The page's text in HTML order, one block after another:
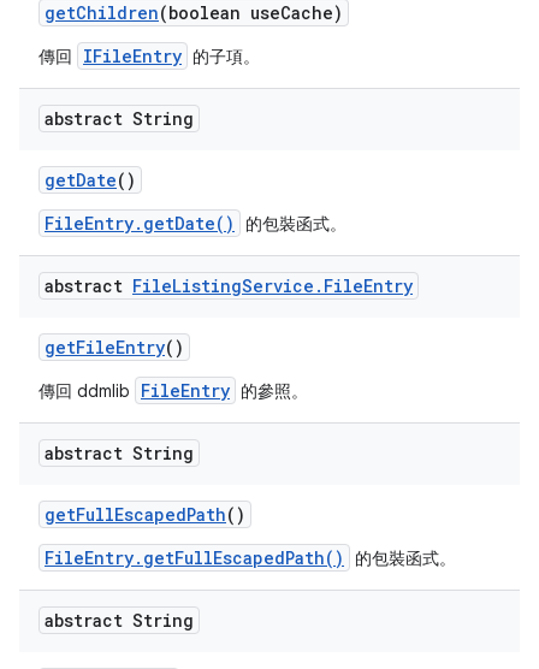
getChildren(boolean useCache)
傳回 IFileEntry 的子項。
abstract String
getDate()
FileEntry.getDate()
的包裝函式。
abstract FileListingService . FileEntry
getFileEntry()
傳回 ddmlib FileEntry 的參照。
abstract String
getFullEscapedPath()
FileEntry.getFullEscapedPath()
的包裝函式。
abstract String